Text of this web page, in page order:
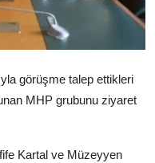
görüşme talep ettikleri
MHP grubunu ziyaret
Kartal ve Müzeyyen